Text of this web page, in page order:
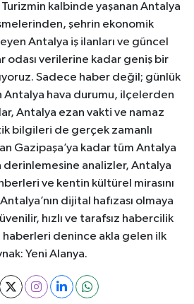
Turizmin kalbinde yaşanan Antalya
şehrin ekonomik
Antalya iş ilanları ve güncel
odası verilerine kadar geniş bir
Sadece haber değil; günlük
Antalya hava durumu, ilçelerden
Antalya ezan vakti ve namaz
bilgileri de gerçek zamanlı
Gazipaşa’ya kadar tüm Antalya
derinlemesine analizler, Antalya
ve kentin kültürel mirasını
dijital hafızası olmaya
hızlı ve tarafsız habercilik
haberleri denince akla gelen ilk
Yeni Alanya.